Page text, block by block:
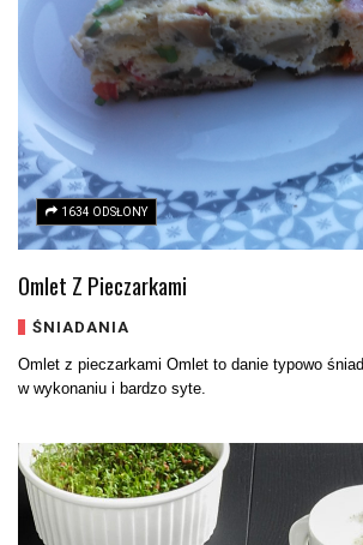
1634 ODSŁONY
Omlet Z Pieczarkami
ŚNIADANIA
Omlet z pieczarkami Omlet to danie typowo
w wykonaniu i bardzo syte.